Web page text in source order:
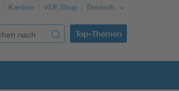
Karriere VDE Shop Deutsch
Top-Themen